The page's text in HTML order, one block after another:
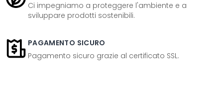
Ci impegniamo a proteggere l'ambiente e a
sviluppare prodotti sostenibili.
PAGAMENTO SICURO
Pagamento sicuro grazie al certificato SSL.